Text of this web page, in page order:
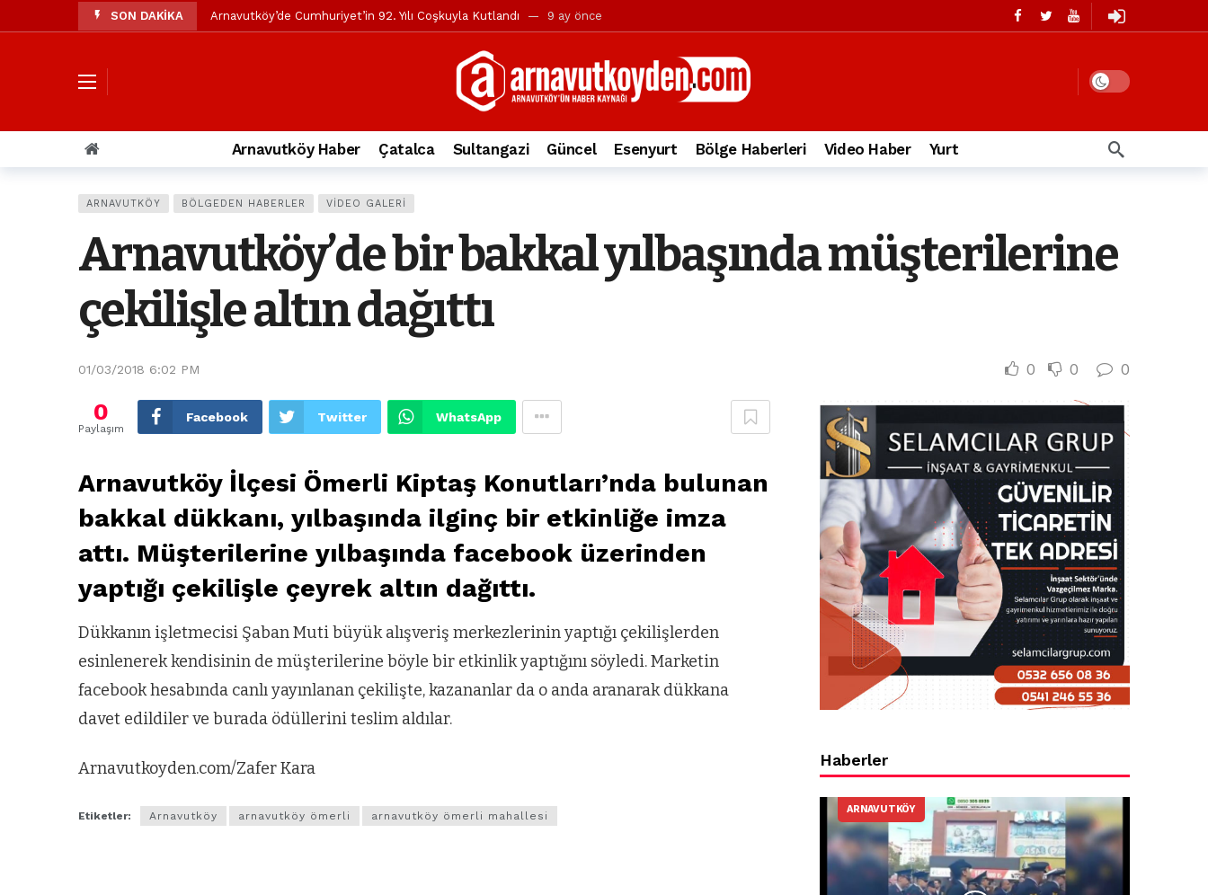
SON DAKİKA Arnavutköy’de Cumhuriyet’in 92. Yılı Coşkuyla Kutlandı 9 ay önce
Özgür Özel’den Arnavutköy Belediyesi’ne ve Mustafa Candaroğlu’na yönelik suçlamalar 10 ay önce
Arnavutköy’ün nüfusu 2024 yılında 344.868’e ulaştı 2 yıl önce
Arnavutköy Taşoluk’ta seyir halindeki otomobil alev alev yandı. 2 yıl önce
Arnavutköy İmrahor Mahallesi sakinleri protesto gösterisi düzenledi 2 yıl önce
Toprak kaydı: 3 hafriyat kamyonu birbirlerinin üzerine devrildi
İstanbul Havalimanı yolundaki kazada, taksideki yolcu öldü 3 yıl önce
Arnavutkoy Belediyesi’ne su baskını tepkisi 3 yıl önce
Arnavutköy Haber Çatalca Sultangazi Güncel Esenyurt Bölge Haberleri Video Haber Yurt
ARNAVUTKÖY BÖLGEDEN HABERLER VIDEO GALERI
Arnavutköy’de bir bakkal yılbaşında müşterilerine
çekilişle altın dağıttı
01/03/2018 6:02 PM 0 0 0
0
Paylaşım
Facebook Twitter WhatsApp
Arnavutköy İlçesi Ömerli Kiptaş Konutları’nda bulunan
bakkal dükkanı, yılbaşında ilginç bir etkinliğe imza
attı. Müşterilerine yılbaşında facebook üzerinden
yaptığı çekilişle çeyrek altın dağıttı.
Dükkanın işletmecisi Şaban Muti büyük alışveriş merkezlerinin yaptığı çekilişlerden
esinlenerek kendisinin de müşterilerine böyle bir etkinlik yaptığını söyledi. Marketin
facebook hesabında canlı yayınlanan çekilişte, kazananlar da o anda aranarak dükkana
davet edildiler ve burada ödüllerini teslim aldılar.
Arnavutkoyden.com/Zafer Kara
Etiketler: Arnavutköy arnavutköy ömerli arnavutköy ömerli mahallesi
Haberler
ARNAVUTKÖY